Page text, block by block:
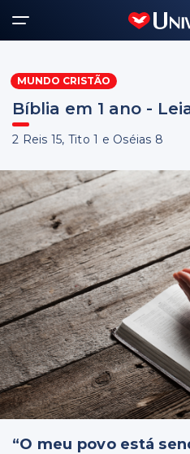
MUNDO CRISTÃO
Bíblia em 1 ano -
2 Reis 15, Tito 1 e Oséias 8
“O meu povo está